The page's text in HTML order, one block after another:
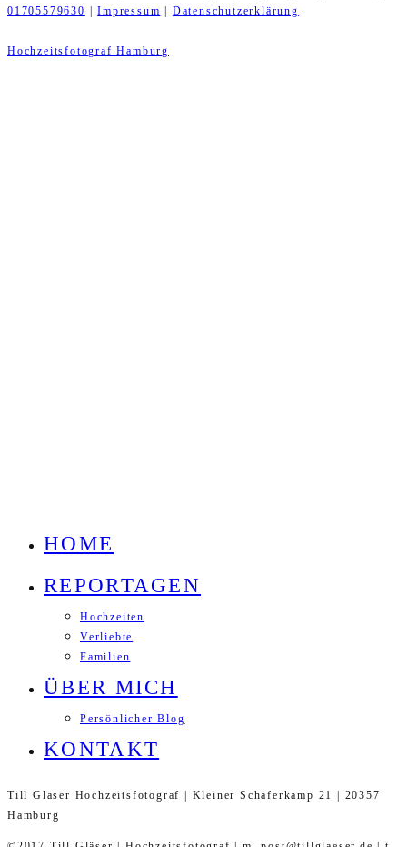
01705579630
|Impressum Datenschutzerklärung
Hochzeitsfotograf Hamburg
HOME
REPORTAGEN
Hochzeiten
Verliebte
Familien
ÜBER MICH
Persönlicher Blog
KONTAKT
Till Gläser Hochzeitsfotograf | Kleiner Schäferkamp 21 | 20357
Hamburg